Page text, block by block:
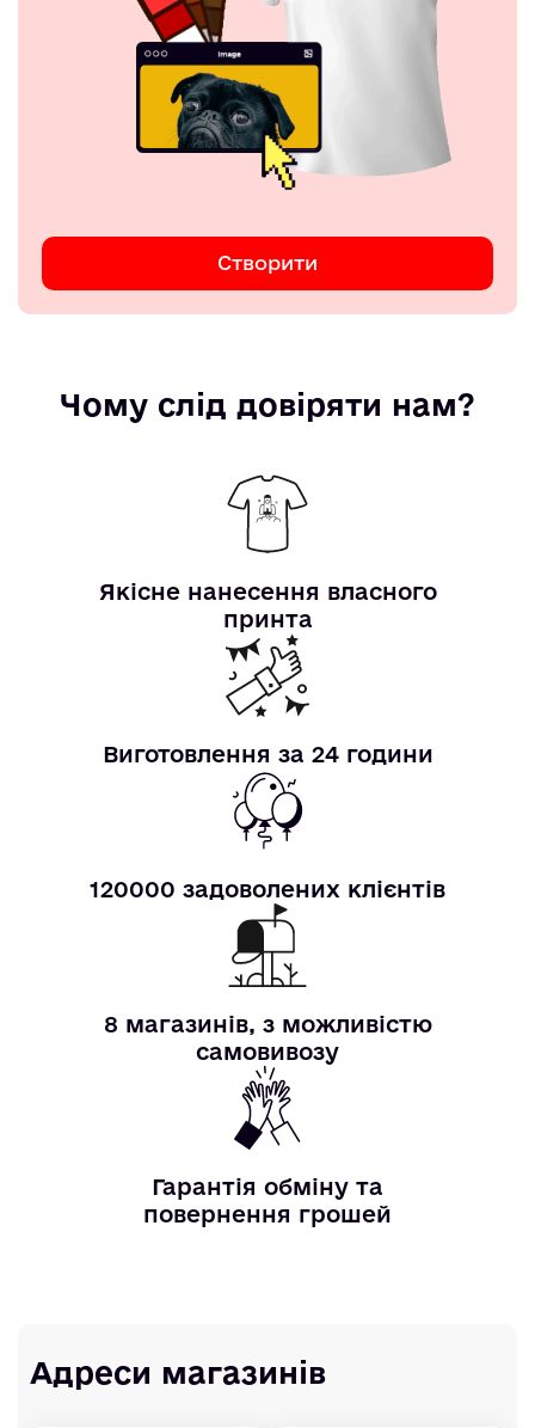
Створити
Чому слід довіряти нам?
Якісне нанесення власного
принта
Виготовлення за 24 години
120000 задоволених клієнтів
8 магазинів, з можливістю
самовивозу
Гарантія обміну та
повернення грошей
Адреси магазинів